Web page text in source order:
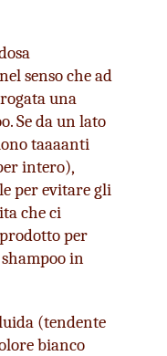
senso che ad
una
Se da un lato
taaaanti
intero),
per evitare gli
che ci
per
in
(tendente
bianco